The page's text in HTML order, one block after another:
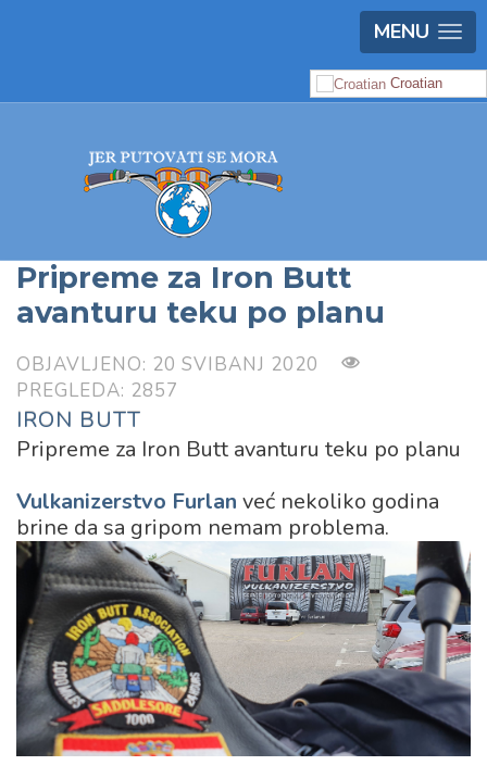
MENU
Croatian
Pripreme za Iron Butt
avanturu teku po planu
OBJAVLJENO: 20 SVIBANJ 2020
PREGLEDA: 2857
IRON BUTT
Pripreme za Iron Butt avanturu teku po planu
Vulkanizerstvo Furlan već nekoliko godina
brine da sa gripom nemam problema.